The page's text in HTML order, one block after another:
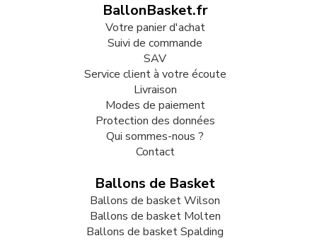
BallonBasket.fr
Votre panier d'achat
Suivi de commande
SAV
Service client à votre écoute
Livraison
Modes de paiement
Protection des données
Qui sommes-nous ?
Contact
Ballons de Basket
Ballons de basket Wilson
Ballons de basket Molten
Ballons de basket Spalding